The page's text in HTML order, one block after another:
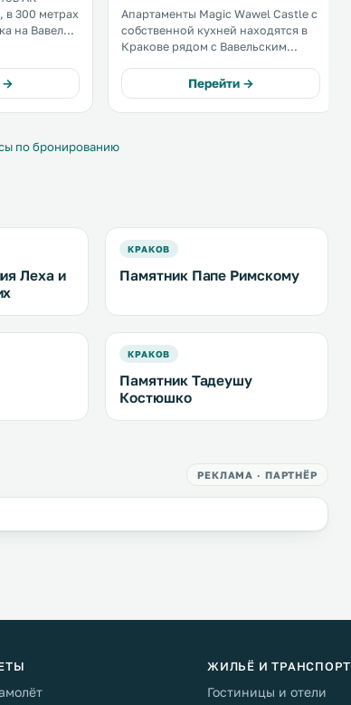
в 300 метрах
на Вавеле.
Wi-Fi. В
→
Апартаменты Magic Wawel Castle с
собственной кухней находятся в
Кракове рядом с Вавельским
воспользоваться бесплатным WiFi.
.
Перейти →
по бронированию
Леха и
КРАКОВ
Памятник Папе Римскому
КРАКОВ
Памятник Тадеушу
Костюшко
РЕКЛАМА · ПАРТНЁР
ЖИЛЬЁ И ТРАНСПОРТ
Гостиницы и отели